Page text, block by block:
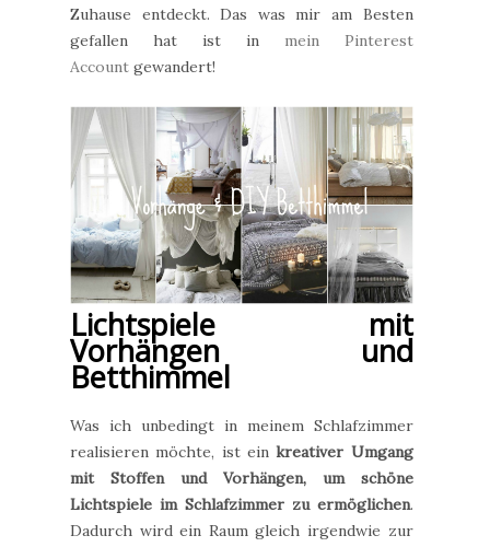
Zuhause entdeckt. Das was mir am Besten
gefallen hat ist in mein Pinterest
Account gewandert!
Lichtspiele mit
Vorhängen und
Betthimmel
Was ich unbedingt in meinem Schlafzimmer
realisieren möchte, ist einkreativer Umgang
mit Stoffen und Vorhängen, um schöne
Lichtspiele im Schlafzimmer zu ermöglichen.
Dadurch wird ein Raum gleich irgendwie zur